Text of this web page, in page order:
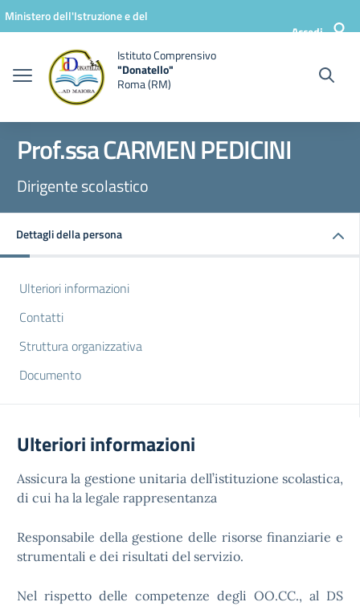
Vai ai contenuti
Vai al menu di navigazione
Vai al footer
Ministero dell'Istruzione e del
Accedi
Istituto Comprensivo
"Donatello"
Roma (RM)
Prof.ssa CARMEN PEDICINI
Dirigente scolastico
Dettagli della persona
Ulteriori informazioni
Contatti
Struttura organizzativa
Documento
Ulteriori informazioni
Assicura la gestione unitaria dell’istituzione scolastica,
di cui ha la legale rappresentanza
Responsabile della gestione delle risorse finanziarie e
strumentali e dei risultati del servizio.
Nel rispetto delle competenze degli OO.CC., al DS